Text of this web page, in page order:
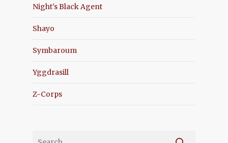
Night's Black Agent
Shayo
Symbaroum
Yggdrasill
Z-Corps